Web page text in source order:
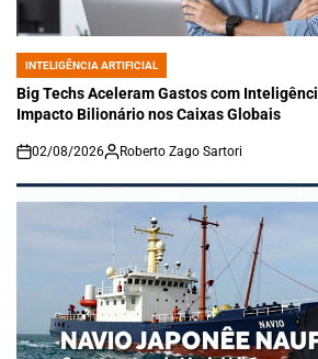
POSTED
IN
INTELIGÊNCIA ARTIFICIAL
Big Techs Aceleram Gastos com
Impacto Bilionário nos Caixas Globais
on
02/08/2026 Roberto Zago Sartori